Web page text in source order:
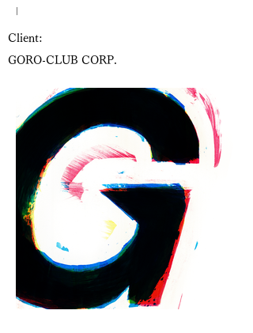
Client:
GORO-CLUB CORP.